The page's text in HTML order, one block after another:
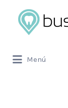
Buscar
por:
Menú
por: